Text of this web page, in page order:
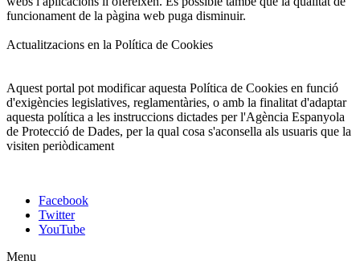
funcionament de la pàgina web puga disminuir.
Actualitzacions en la Política de Cookies
Aquest portal pot modificar aquesta Política de Cookies en funció
d'exigències legislatives, reglamentàries, o amb la finalitat d'adaptar
aquesta política a les instruccions dictades per l'Agència Espanyola
de Protecció de Dades, per la qual cosa s'aconsella als usuaris que la
visiten periòdicament
Facebook
Twitter
YouTube
Menu